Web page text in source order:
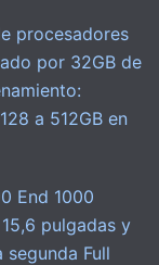
procesadores
por 32GB de
a 512GB en
pulgadas y
segunda Full